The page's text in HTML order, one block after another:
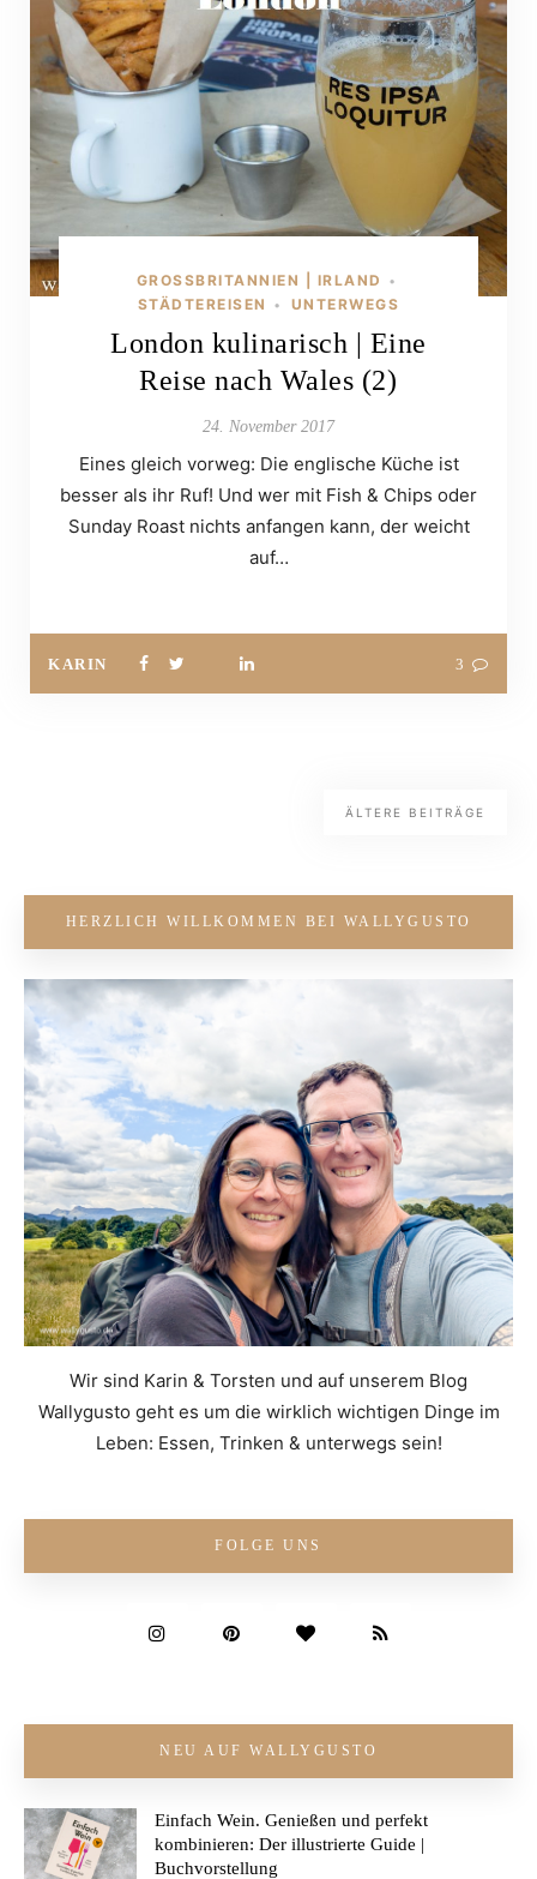
GROSSBRITANNIEN | IRLAND •
STÄDTEREISEN • UNTERWEGS
London kulinarisch | Eine
Reise nach Wales (2)
24. November 2017
Eines gleich vorweg: Die englische Küche ist
besser als ihr Ruf! Und wer mit Fish & Chips oder
Sunday Roast nichts anfangen kann, der weicht
auf…
KARIN 3
ÄLTERE BEITRÄGE
HERZLICH WILLKOMMEN BEI WALLYGUSTO
Wir sind Karin & Torsten und auf unserem Blog
Wallygusto geht es um die wirklich wichtigen Dinge im
Leben: Essen, Trinken & unterwegs sein!
FOLGE UNS
NEU AUF WALLYGUSTO
Einfach Wein. Genießen und perfekt
kombinieren: Der illustrierte Guide |
Buchvorstellung